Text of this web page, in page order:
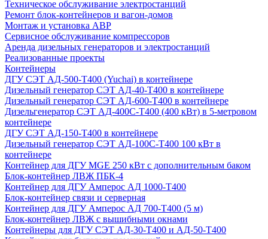
Техническое обслуживание электростанций
Ремонт блок-контейнеров и вагон-домов
Монтаж и установка АВР
Сервисное обслуживание компрессоров
Аренда дизельных генераторов и электростанций
Реализованные проекты
Контейнеры
ДГУ СЭТ АД-500-Т400 (Yuchai) в контейнере
Дизельный генератор СЭТ АД-40-Т400 в контейнере
Дизельный генератор СЭТ АД-600-Т400 в контейнере
Дизельгенератор СЭТ АД-400С-Т400 (400 кВт) в 5-метровом
контейнере
ДГУ СЭТ АД-150-Т400 в контейнере
Дизельный генератор СЭТ АД-100С-Т400 100 кВт в
контейнере
Контейнер для ДГУ MGE 250 кВт с дополнительным баком
Блок-контейнер ЛВЖ ПБК-4
Контейнер для ДГУ Амперос АД 1000-Т400
Блок-контейнер связи и серверная
Контейнер для ДГУ Амперос АД 700-Т400 (5 м)
Блок-контейнер ЛВЖ с вышибными окнами
Контейнеры для ДГУ СЭТ АД-30-Т400 и АД-50-Т400